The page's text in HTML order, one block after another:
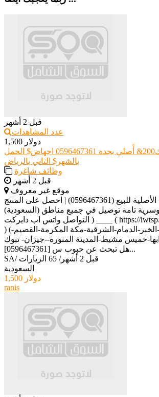
قبل 2 أشهر
عدد المشاهدات
1,500 دولار
حبوب سايتوتك200& أًصلي بجدة 0596467361 اجهاض$ الحمل
بالشهر$ الثاني بالرياض
وظائف شاغرة
قبل 2 أشهر
موقع غير معروف
حبوب سايتوتك الأصلية للبيع (0596467361) | احصل على المنتج
وسرية تامة توصيل في جميع مناطق (السعودية)
التواصل واتس اب دايركت ) ____ ( https://iwtsp.com/966596467361
) (الرياض-جدة-الخبر-الدمام-الشرقية-مكة المكرمة-القصيم-
خميس مشيط-المدينة المنورة--جيزان- تبوك)
[0596467361] هل تبحث عن حبوب س...
SA/ قبل 2 أشهر / 65 الزيارات
السعودية
1,500 دولار
ranis